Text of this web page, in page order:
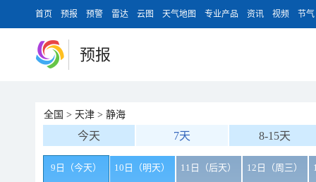
首页 预报 预警 雷达 云图 天气地图 专业产品 资讯 视频 节气
预报
全国 > 天津 > 静海
今天 7天 8-15天
9日（今天） 10日（明天） 11日（后天） 12日（周三）